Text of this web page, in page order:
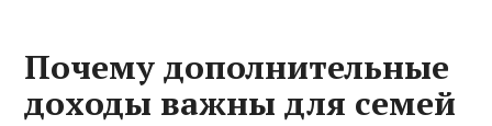
Почему дополнительные
доходы важны для семей